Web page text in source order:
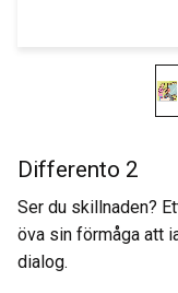
Differento 2
Ser du skillnaden?
öva sin förmåga att
dialog.